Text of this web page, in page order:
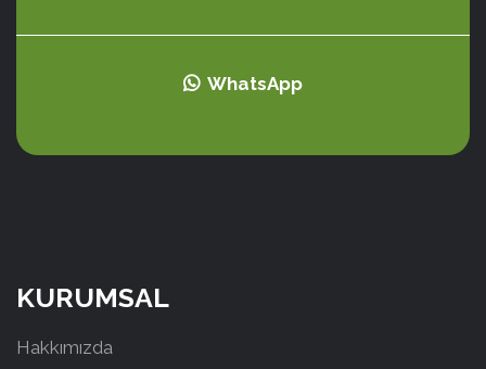
WhatsApp
KURUMSAL
Hakkımızda